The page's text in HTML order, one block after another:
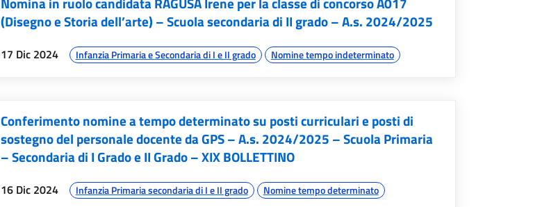
(Disegno e Storia dell’arte) – Scuola secondaria di II grado – A.s. 2024/2025
data:
17 Dic 2024 argomenti:
Infanzia Primaria e Secondaria di I e II grado Nomine tempo indeterminato
Conferimento nomine a tempo determinato su posti curriculari e posti di
sostegno del personale docente da GPS – A.s. 2024/2025 – Scuola Primaria
– Secondaria di I Grado e II Grado – XIX BOLLETTINO
data:
16 Dic 2024 argomenti:
Infanzia Primaria secondaria di I e II grado Nomine tempo determinato